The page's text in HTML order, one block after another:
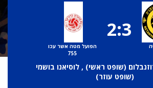
2:3
הפועל מטה אשר עכו
755
(שופט ראשי) , לוסיאנו בושמי
(שופט עוזר)